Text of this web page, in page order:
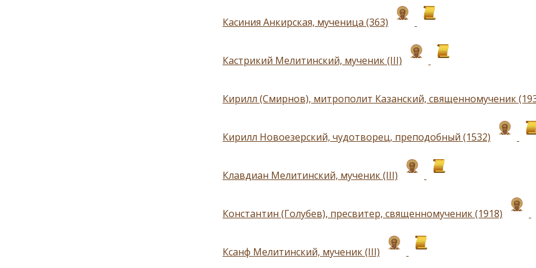
Касиния Анкирская, мученица (363)
Кастрикий Мелитинский, мученик (III)
Кирилл (Смирнов), митрополит Казанский, священномученик
Кирилл Новоезерский, чудотворец, преподобный (1532)
Клавдиан Мелитинский, мученик (III)
Константин (Голубев), пресвитер, священномученик (1918)
Ксанф Мелитинский, мученик (III)